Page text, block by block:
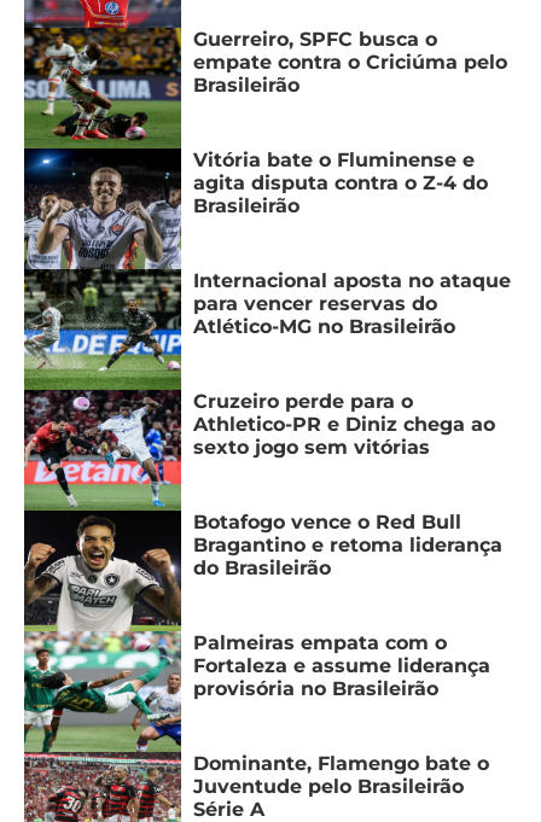
Guerreiro, SPFC busca o
empate contra o Criciúma pelo
Brasileirão
Vitória bate o Fluminense e
agita disputa contra o Z-4 do
Brasileirão
Internacional aposta no ataque
para vencer reservas do
Atlético-MG no Brasileirão
Cruzeiro perde para o
Athletico-PR e Diniz chega ao
sexto jogo sem vitórias
Botafogo vence o Red Bull
Bragantino e retoma liderança
do Brasileirão
Palmeiras empata com o
Fortaleza e assume liderança
provisória no Brasileirão
Dominante, Flamengo bate o
Juventude pelo Brasileirão
Série A